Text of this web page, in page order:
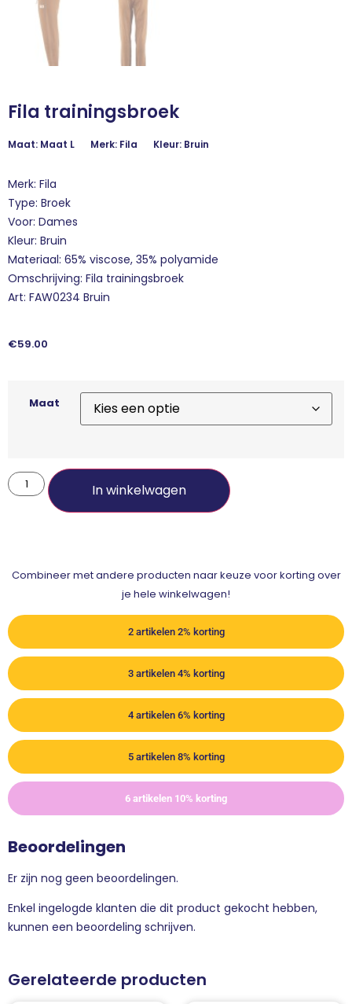
Fila trainingsbroek
Maat: Maat L Merk: Fila Kleur: Bruin
Merk: Fila
Type: Broek
Voor: Dames
Kleur: Bruin
Materiaal: 65% viscose, 35% polyamide
Omschrijving: Fila trainingsbroek
Art: FAW0234 Bruin
€59.00
Maat
In winkelwagen
Combineer met andere producten naar keuze voor korting over
je hele winkelwagen!
2 artikelen 2% korting
3 artikelen 4% korting
4 artikelen 6% korting
5 artikelen 8% korting
6 artikelen 10% korting
Beoordelingen
Er zijn nog geen beoordelingen.
Enkel ingelogde klanten die dit product gekocht hebben,
kunnen een beoordeling schrijven.
Gerelateerde producten